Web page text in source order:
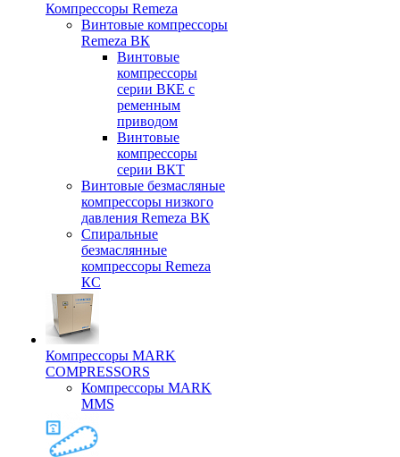
Компрессоры Remeza
Винтовые компрессоры
Remeza ВК
Винтовые
компрессоры
серии ВКЕ с
ременным
приводом
Винтовые
компрессоры
серии ВКТ
Винтовые безмасляные
компрессоры низкого
давления Remeza ВК
Спиральные
безмаслянные
компрессоры Remeza
КС
Компрессоры MARK
COMPRESSORS
Компрессоры MARK
MMS